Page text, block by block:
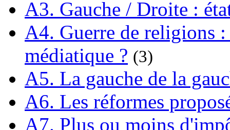
A3. Gauche / Droite :
A4. Guerre de religions
médiatique ? (3)
A5. La gauche de la
A6. Les réformes
A7. Plus ou moins